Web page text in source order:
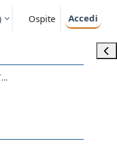
Ospite Accedi
SM40 - SCIENZE E TECNOLOGIE PER L'AMBIENTE E LA NATURA